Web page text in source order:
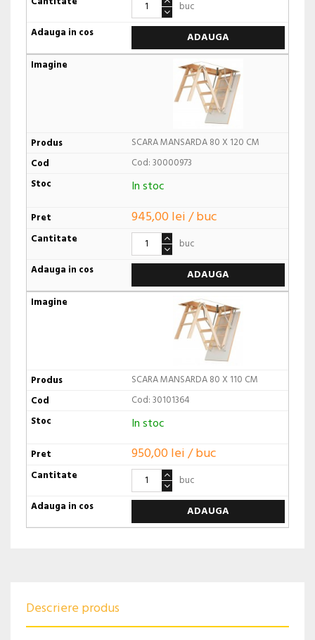
buc
ADAUGA
SCARA MANSARDA 80 X 120 CM
Cod: 30000973
In stoc
945,00 lei / buc
buc
ADAUGA
SCARA MANSARDA 80 X 110 CM
Cod: 30101364
In stoc
950,00 lei / buc
buc
ADAUGA
Descriere produs